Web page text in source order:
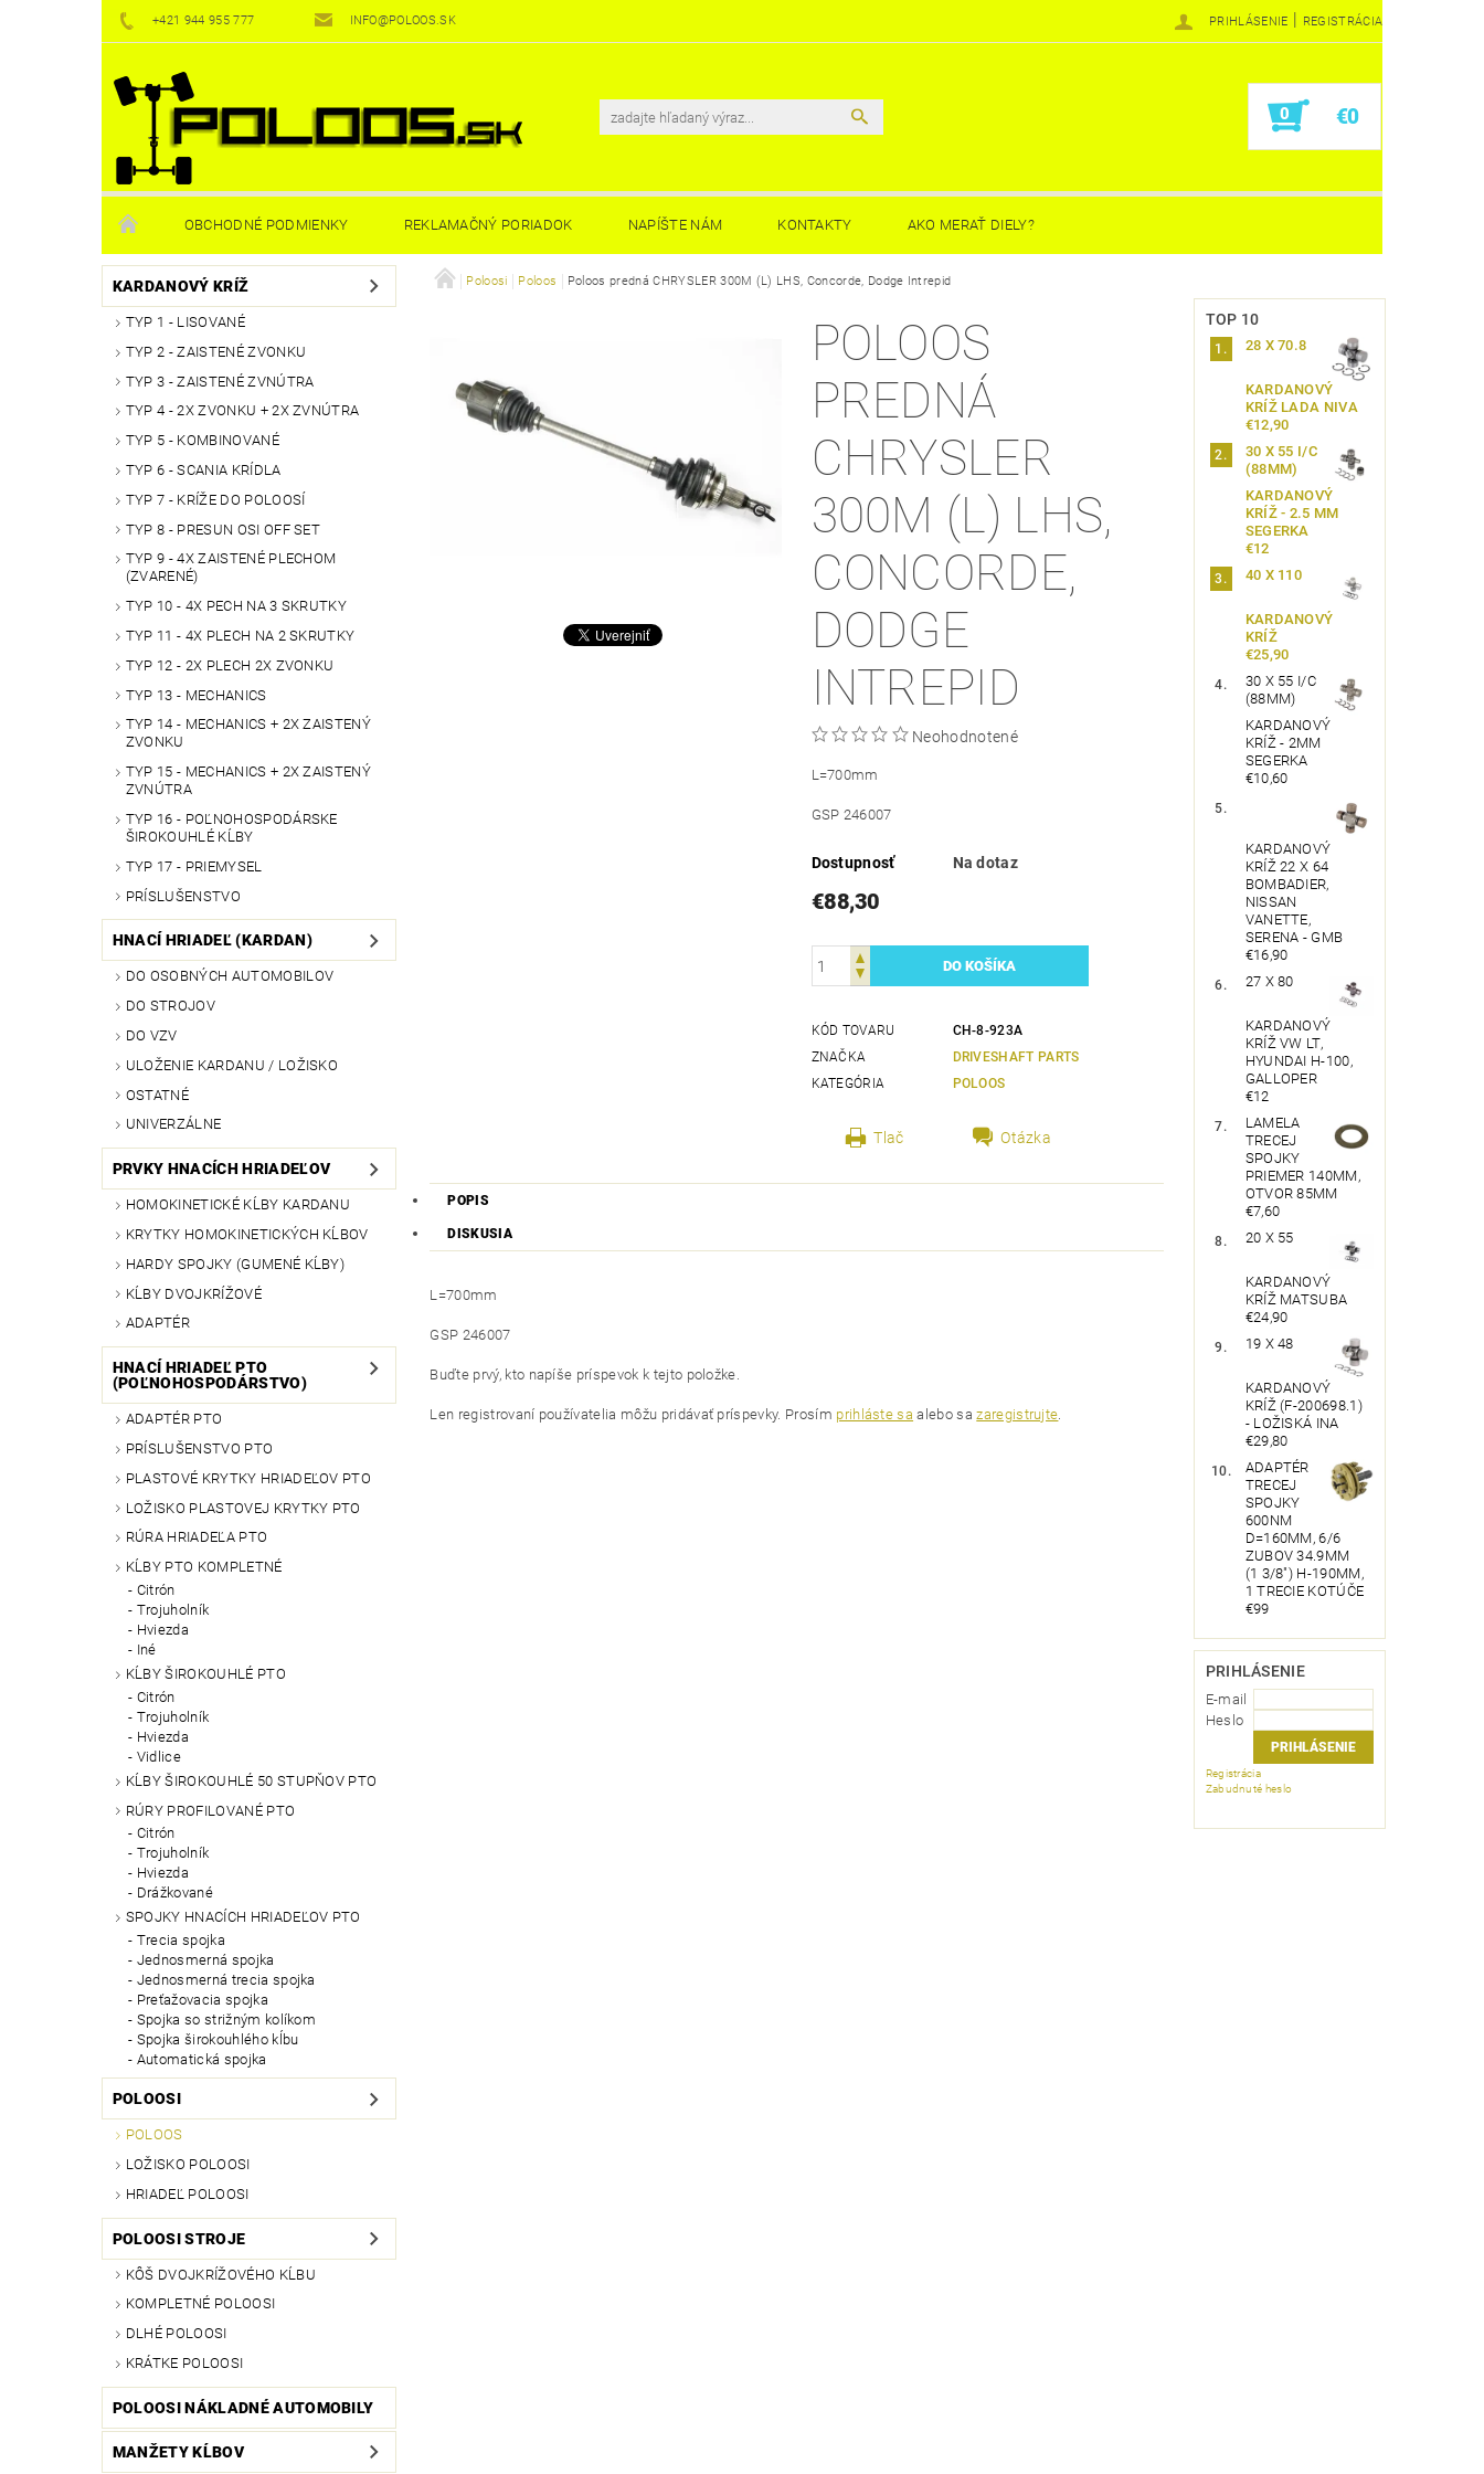
+421 944 955 777 INFO@POLOOS.SK PRIHLÁSENIE | REGISTRÁCIA
0 €0
OBCHODNÉ PODMIENKY REKLAMAČNÝ PORIADOK NAPÍŠTE NÁM KONTAKTY AKO MERAŤ DIELY?
KARDANOVÝ KRÍŽ
TYP 1 - LISOVANÉ
TYP 2 - ZAISTENÉ ZVONKU
TYP 3 - ZAISTENÉ ZVNÚTRA
TYP 4 - 2X ZVONKU + 2X ZVNÚTRA
TYP 5 - KOMBINOVANÉ
TYP 6 - SCANIA KRÍDLA
TYP 7 - KRÍŽE DO POLOOSÍ
TYP 8 - PRESUN OSI OFF SET
TYP 9 - 4X ZAISTENÉ PLECHOM
(ZVARENÉ)
TYP 10 - 4X PECH NA 3 SKRUTKY
TYP 11 - 4X PLECH NA 2 SKRUTKY
TYP 12 - 2X PLECH 2X ZVONKU
TYP 13 - MECHANICS
TYP 14 - MECHANICS + 2X ZAISTENÝ
ZVONKU
TYP 15 - MECHANICS + 2X ZAISTENÝ
ZVNÚTRA
TYP 16 - POĽNOHOSPODÁRSKE
ŠIROKOUHLÉ KĹBY
TYP 17 - PRIEMYSEL
PRÍSLUŠENSTVO
HNACÍ HRIADEĽ (KARDAN)
DO OSOBNÝCH AUTOMOBILOV
DO STROJOV
DO VZV
ULOŽENIE KARDANU / LOŽISKO
OSTATNÉ
UNIVERZÁLNE
PRVKY HNACÍCH HRIADEĽOV
HOMOKINETICKÉ KĹBY KARDANU
KRYTKY HOMOKINETICKÝCH KĹBOV
HARDY SPOJKY (GUMENÉ KĹBY)
KĹBY DVOJKRÍŽOVÉ
ADAPTÉR
HNACÍ HRIADEĽ PTO
(POĽNOHOSPODÁRSTVO)
ADAPTÉR PTO
PRÍSLUŠENSTVO PTO
PLASTOVÉ KRYTKY HRIADEĽOV PTO
LOŽISKO PLASTOVEJ KRYTKY PTO
RÚRA HRIADEĽA PTO
KĹBY PTO KOMPLETNÉ
Citrón
Trojuholník
Hviezda
Iné
KĹBY ŠIROKOUHLÉ PTO
Citrón
Trojuholník
Hviezda
Vidlice
KĹBY ŠIROKOUHLÉ 50 STUPŇOV PTO
RÚRY PROFILOVANÉ PTO
Citrón
Trojuholník
Hviezda
Drážkované
SPOJKY HNACÍCH HRIADEĽOV PTO
Trecia spojka
Jednosmerná spojka
Jednosmerná trecia spojka
Preťažovacia spojka
Spojka so strižným kolíkom
Spojka širokouhlého kĺbu
Automatická spojka
POLOOSI
POLOOS
LOŽISKO POLOOSI
HRIADEĽ POLOOSI
POLOOSI STROJE
KÔŠ DVOJKRÍŽOVÉHO KĹBU
KOMPLETNÉ POLOOSI
DLHÉ POLOOSI
KRÁTKE POLOOSI
POLOOSI NÁKLADNÉ AUTOMOBILY
MANŽETY KĹBOV
Poloosi Poloos Poloos predná CHRYSLER 300M (L) LHS, Concorde, Dodge Intrepid
POLOOS
PREDNÁ
CHRYSLER
300M (L) LHS,
CONCORDE,
DODGE
INTREPID
Neohodnotené
L=700mm
GSP 246007
Dostupnosť Na dotaz
€88,30
KÓD TOVARU
CH-8-923A
ZNAČKA
DRIVESHAFT PARTS
KATEGÓRIA
POLOOS
Tlač Otázka
POPIS
DISKUSIA
L=700mm
GSP 246007
Buďte prvý, kto napíše príspevok k tejto položke.
Len registrovaní používatelia môžu pridávať príspevky. Prosím prihláste sa alebo sazaregistrujte.
TOP 10
28 X 70.8
KARDANOVÝ
KRÍŽ LADA NIVA
€12,90
30 X 55 I/C
(88MM)
KARDANOVÝ
KRÍŽ - 2.5 MM
SEGERKA
€12
40 X 110
KARDANOVÝ
KRÍŽ
€25,90
30 X 55 I/C
(88MM)
KARDANOVÝ
KRÍŽ - 2MM
SEGERKA
€10,60
KARDANOVÝ
KRÍŽ 22 X 64
BOMBADIER,
NISSAN
VANETTE,
SERENA - GMB
€16,90
27 X 80
KARDANOVÝ
KRÍŽ VW LT,
HYUNDAI H-100,
GALLOPER
€12
LAMELA
TRECEJ
SPOJKY
PRIEMER 140MM,
OTVOR 85MM
€7,60
20 X 55
KARDANOVÝ
KRÍŽ MATSUBA
€24,90
19 X 48
KARDANOVÝ
KRÍŽ (F-200698.1)
- LOŽISKÁ INA
€29,80
ADAPTÉR
TRECEJ
SPOJKY
600NM
D=160MM, 6/6
ZUBOV 34.9MM
(1 3/8") H-190MM,
1 TRECIE KOTÚČE
€99
PRIHLÁSENIE
E-mail
Heslo
Registrácia
Zabudnuté heslo